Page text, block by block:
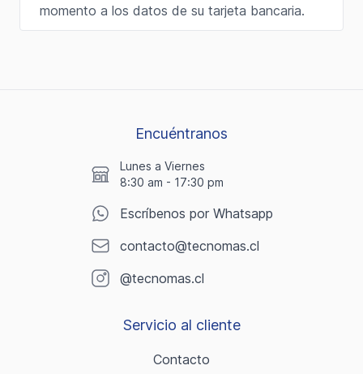
momento a los datos de su tarjeta bancaria.
Encuéntranos
Lunes a Viernes
8:30 am - 17:30 pm
Escríbenos por Whatsapp
contacto@tecnomas.cl
@tecnomas.cl
Servicio al cliente
Contacto